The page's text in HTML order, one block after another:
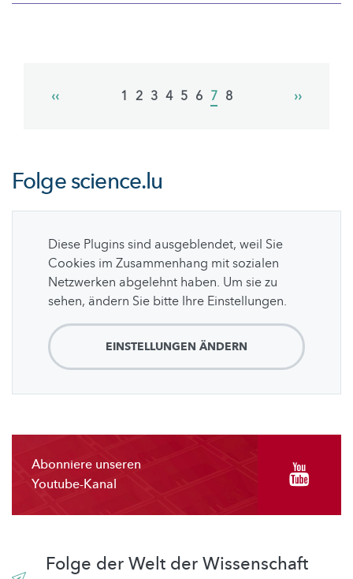
Previous
‹‹ Page
1 Page
2 Page
3 Page
4 Page
5 Page
6 Current
7 Page
8
Next
››
Folgescience.lu
Diese Plugins sind ausgeblendet, weil Sie
Cookies im Zusammenhang mit sozialen
Netzwerken abgelehnt haben. Um sie zu
sehen, ändern Sie bitte Ihre Einstellungen.
EINSTELLUNGEN ÄNDERN
Abonniere unseren
Youtube-Kanal
Folge der Welt der Wissenschaft